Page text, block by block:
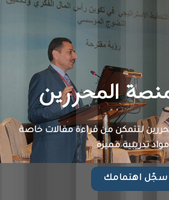
المحررين
لتتمكن من قراءة مقالات خاصة
تدريبية مميزة
سجّل اهتمامك